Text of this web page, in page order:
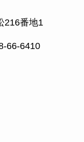
216番地1
66-6410